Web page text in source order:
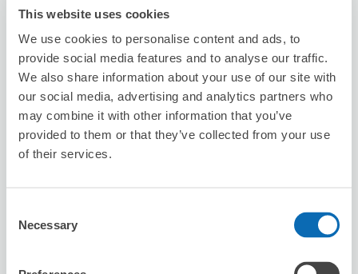
This website uses cookies
We use cookies to personalise content and ads, to
provide social media features and to analyse our traffic.
We also share information about your use of our site with
our social media, advertising and analytics partners who
may combine it with other information that you’ve
provided to them or that they’ve collected from your use
of their services.
Selection
Necessary
保管できる荷物数
スーツケースサイズ: 3 バッグサイズ:0
空き時間
8/7金 8/8土